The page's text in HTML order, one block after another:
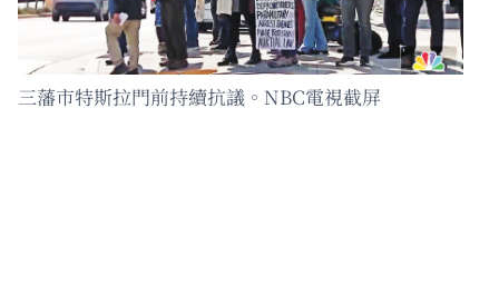
三藩市特斯拉門前持續抗議。NBC電視截屏